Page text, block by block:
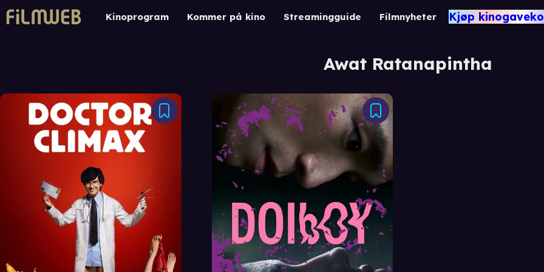
Kinoprogram Kommer på kino Streamingguide Filmnyheter Kjøp
Awat Ratanapintha